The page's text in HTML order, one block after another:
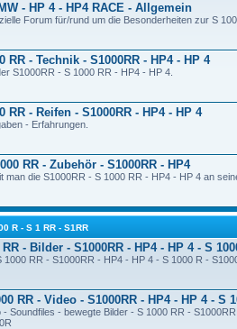
- HP 4 - HP4 RACE - Allgemein
Forum für/rund um die Besonderheiten zur S
RR - Technik - S1000RR - HP4 - HP 4
S1000RR - S 1000 RR - HP4 - HP 4.
RR - Reifen - S1000RR - HP4 - HP 4
- Erfahrungen.
RR - Zubehör - S1000RR - HP4
man die S1000RR - S 1000 RR - HP4 - HP 4 an
R - S 1 RR - S1RR
RR - Bilder - S1000RR - HP4 - HP 4 - S
1000 RR - S1000RR - HP4 - HP 4 - S 1000 R -
RR - Video - S1000RR - HP4 - HP 4 - S
- Soundfiles - bewegte Bilder - S 1000 RR -